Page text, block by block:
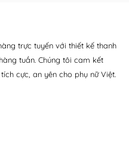
trực tuyến với thiết kế thanh
tuần. Chúng tôi cam kết
cực, an yên cho phụ nữ Việt.